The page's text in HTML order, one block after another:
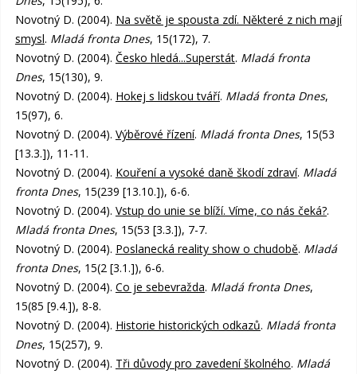
Novotný D. (2004). Na světě je spousta zdí. Některé z nich mají
smysl. Mladá fronta Dnes, 15(172), 7.
Novotný D. (2004). Česko hledá...Superstát. Mladá fronta
Dnes, 15(130), 9.
Novotný D. (2004). Hokej s lidskou tváří. Mladá fronta Dnes,
15(97), 6.
Novotný D. (2004). Výběrové řízení. Mladá fronta Dnes, 15(53
[13.3.]), 11-11.
Novotný D. (2004). Kouření a vysoké daně škodí zdraví. Mladá
fronta Dnes, 15(239 [13.10.]), 6-6.
Novotný D. (2004). Vstup do unie se blíží. Víme, co nás čeká?.
Mladá fronta Dnes, 15(53 [3.3.]), 7-7.
Novotný D. (2004). Poslanecká reality show o chudobě. Mladá
fronta Dnes, 15(2 [3.1.]), 6-6.
Novotný D. (2004). Co je sebevražda. Mladá fronta Dnes,
15(85 [9.4.]), 8-8.
Novotný D. (2004). Historie historických odkazů. Mladá fronta
Dnes, 15(257), 9.
Novotný D. (2004). Tři důvody pro zavedení školného. Mladá